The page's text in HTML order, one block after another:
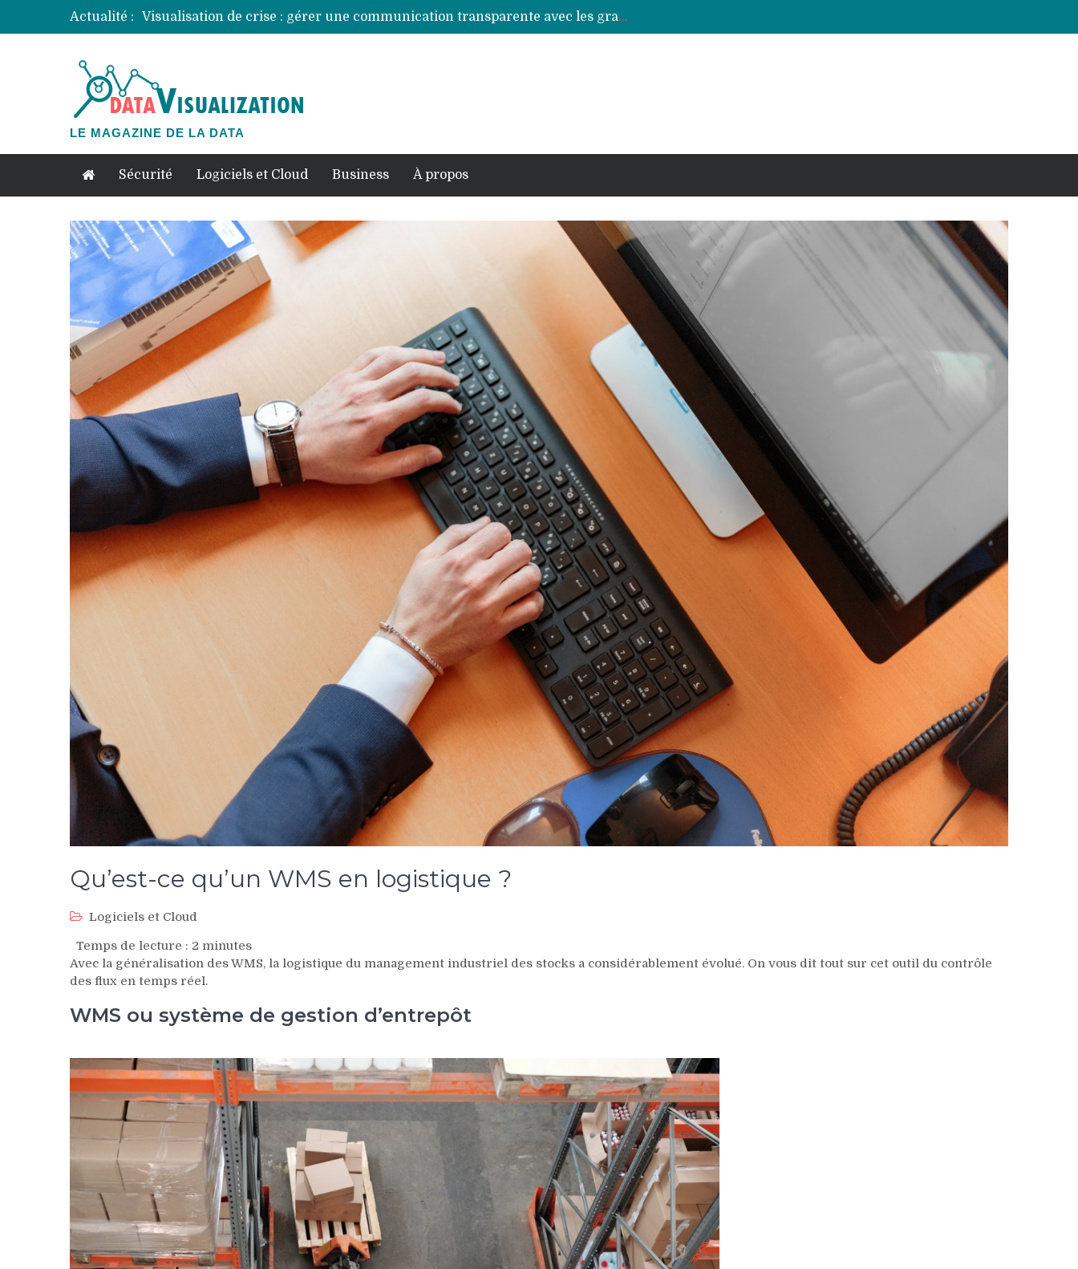
Actualité :
Visualisation de crise : gérer une communication transparente avec les graphiques en temps réel
L’art de la simplification : Visualiser des modèles économiques complexes pour les investisseurs
LE MAGAZINE DE LA DATA
Sécurité Logiciels et Cloud Business À propos
Qu’est-ce qu’un WMS en logistique ?
Logiciels et Cloud
Temps de lecture : 2 minutes
Avec la généralisation des WMS, la logistique du management industriel des stocks a considérablement évolué. On vous dit tout sur cet outil du contrôle
des flux en temps réel.
WMS ou système de gestion d’entrepôt